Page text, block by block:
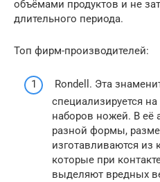
объёмами продуктов и не
длительного периода.
Топ фирм-производителей:
Rondell. Эта
специализируется
наборов ножей. В её
разной формы,
изготавливаются из
которые при
выделяют вредных